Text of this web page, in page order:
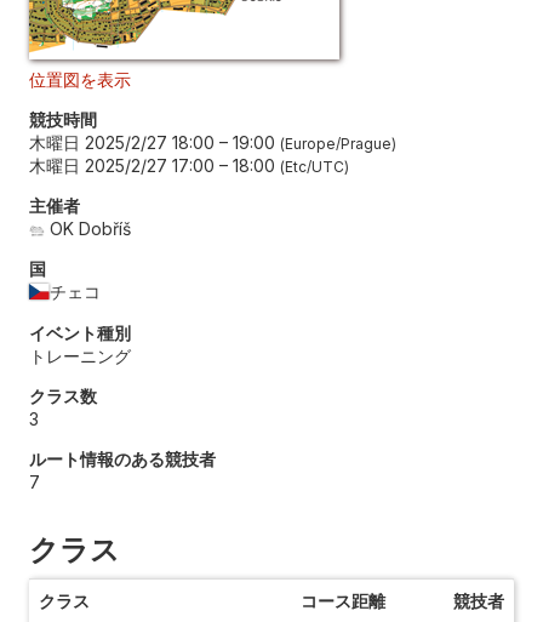
位置図を表示
競技時間
木曜日 2025/2/27 18:00 – 19:00 Europe/Prague
木曜日 2025/2/27 17:00 – 18:00 Etc/UTC
主催者
OK Dobříš
国
チェコ
イベント種別
トレーニング
クラス数
3
ルート情報のある競技者
7
クラス
クラス コース距離 競技者